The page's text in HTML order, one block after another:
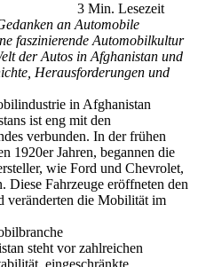
3 Min. Lesezeit
an Automobile
faszinierende Automobilkultur
der Autos in Afghanistan und
Herausforderungen und
in Afghanistan
ist eng mit den
verbunden. In der frühen
1920er Jahren, begannen die
wie Ford und Chevrolet,
Fahrzeuge eröffneten den
veränderten die Mobilität im
steht vor zahlreichen
eingeschränkte